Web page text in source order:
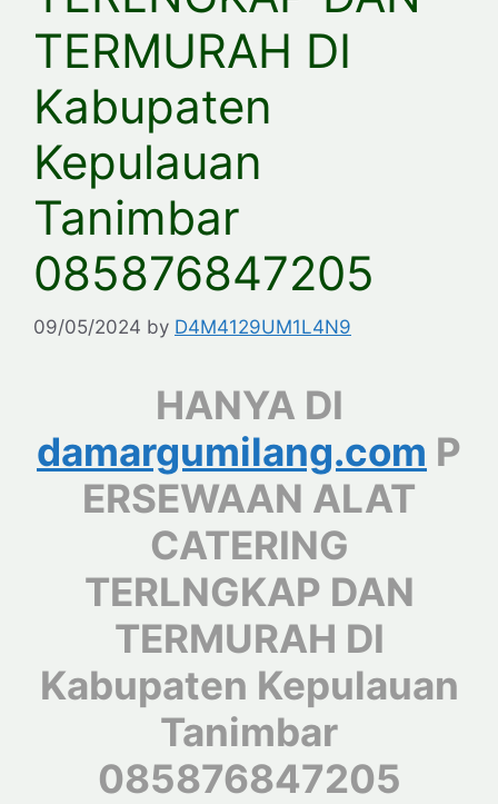
TERMURAH DI
Kabupaten
Kepulauan
Tanimbar
085876847205
09/05/2024 by D4M4129UM1L4N9
HANYA DI
damargumilang.com P
ERSEWAAN ALAT
CATERING
TERLNGKAP DAN
TERMURAH DI
Kabupaten Kepulauan
Tanimbar
085876847205